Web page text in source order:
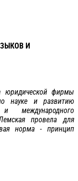
И
юридической фирмы
науке и развитию
международного
провела для
норма - принцип